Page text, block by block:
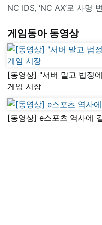
NC IDS, ‘NC AX’로 사명
게임동아 동영상
[동영상] "서버 말고 법정
게임 시장
[동영상] e스포츠 역사에